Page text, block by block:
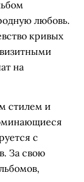
любовь.
кривых
на
стилем и
с
За свою